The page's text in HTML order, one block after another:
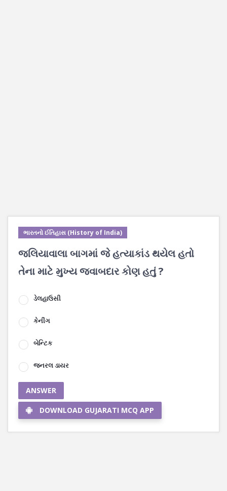
ભારતનો ઈતિહાસ (History of India)
જલિયાવાલા બાગમાં જે હત્યાકાંડ થયેલ હતો
તેના માટે મુખ્ય જવાબદાર કોણ હતું ?
ડેલહાઉસી
કેનીંગ
બેન્ટિક
જનરલ ડાયર
ANSWER
DOWNLOAD GUJARATI MCQ APP